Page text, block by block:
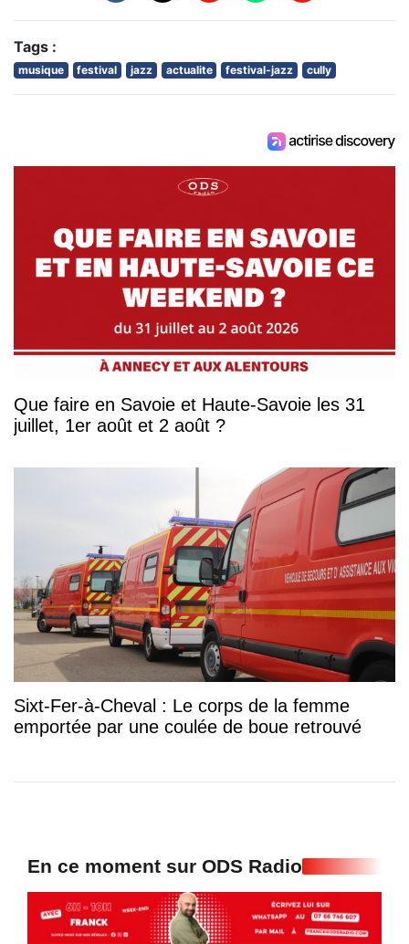
Tags :
musique festival jazz actualite festival-jazz cully
Que faire en Savoie et Haute-Savoie les 31
juillet, 1er août et 2 août ?
Sixt-Fer-à-Cheval : Le corps de la femme
emportée par une coulée de boue retrouvé
En ce moment sur ODS Radio